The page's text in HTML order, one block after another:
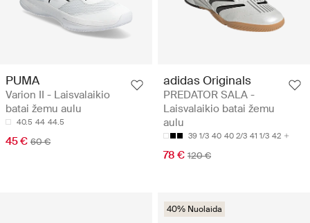
PUMA
Varion II - Laisvalaikio
batai žemu aulu
40.5 44 44.5
45 € 60 €
adidas Originals
PREDATOR SALA -
Laisvalaikio batai žemu
aulu
39 1/3 40 40 2/3 41 1/3 42
78 € 120 €
40% Nuolaida